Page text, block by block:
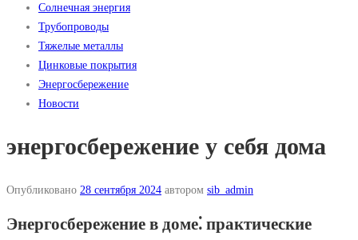
Солнечная энергия
Трубопроводы
Тяжелые металлы
Цинковые покрытия
Энергосбережение
Новости
энергосбережение у себя дома
Опубликовано 28 сентября 2024 автором sib_admin
Энергосбережение в доме⁚ практические